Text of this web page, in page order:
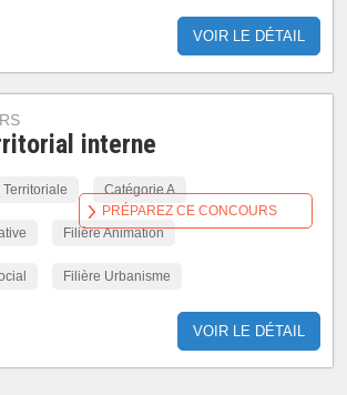
VOIR LE DÉTAIL
interne
Catégorie A
Filière Animation
Filière Urbanisme
VOIR LE DÉTAIL
PRÉPAREZ CE CONCOURS